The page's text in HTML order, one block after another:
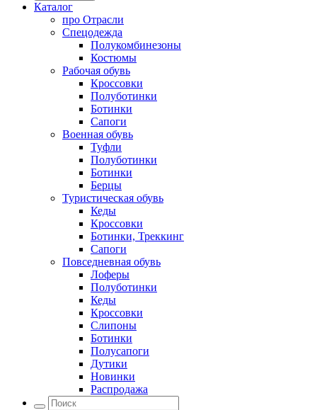
Каталог
про Отрасли
Спецодежда
Полукомбинезоны
Костюмы
Рабочая обувь
Кроссовки
Полуботинки
Ботинки
Сапоги
Военная обувь
Туфли
Полуботинки
Ботинки
Берцы
Туристическая обувь
Кеды
Кроссовки
Ботинки, Треккинг
Сапоги
Повседневная обувь
Лоферы
Полуботинки
Кеды
Кроссовки
Слипоны
Ботинки
Полусапоги
Дутики
Новинки
Распродажа